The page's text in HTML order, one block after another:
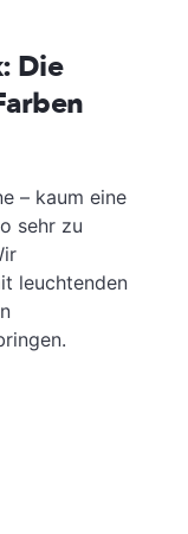
Die
– kaum eine
sehr zu
leuchtenden